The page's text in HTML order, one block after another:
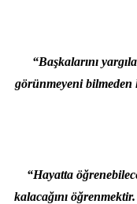
“Başkalarını
görünmeyeni
“Hayatta
kalacağını